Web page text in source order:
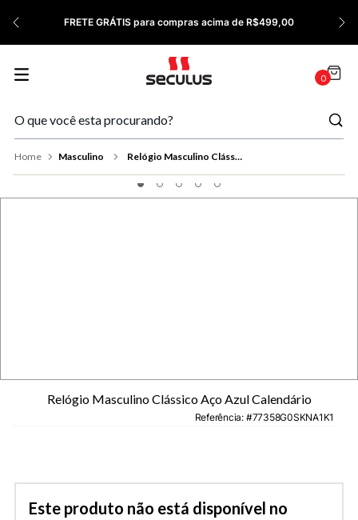
FRETE GRÁTIS para compras acima de R$499,00
0
Masculino Relógio Masculino Clássico Aço Azul Calendário
Relógio Masculino Clássico Aço Azul Calendário
Referência: 77358G0SKNA1K1
Este produto não está disponível no
9º